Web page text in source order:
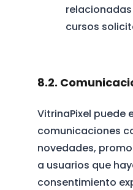
cursos
8.2.
VitrinaPixel puede
comunicaciones
novedades,
a usuarios que
consentimiento